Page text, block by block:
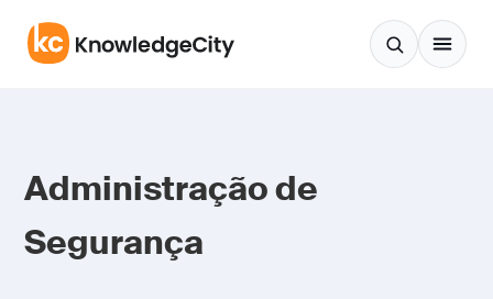
Administração de
Segurança